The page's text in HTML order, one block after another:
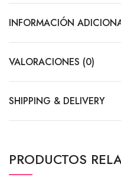
INFORMACIÓN
VALORACIONES (0)
SHIPPING & DELIVERY
PRODUCTOS